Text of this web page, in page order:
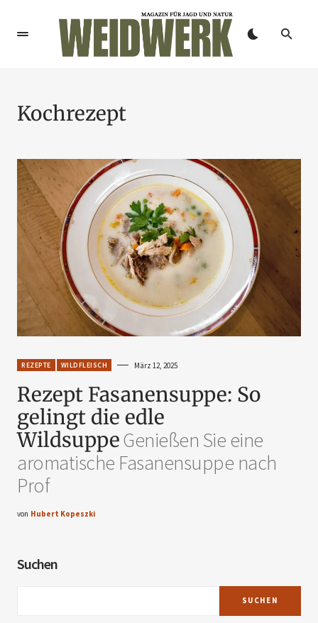
Kochrezept
REZEPTE WILDFLEISCH März 12, 2025
Rezept Fasanensuppe: So
gelingt die edle
WildsuppeGenießen Sie eine
aromatische Fasanensuppe nach
Prof
von Hubert Kopeszki
Suchen
SUCHEN